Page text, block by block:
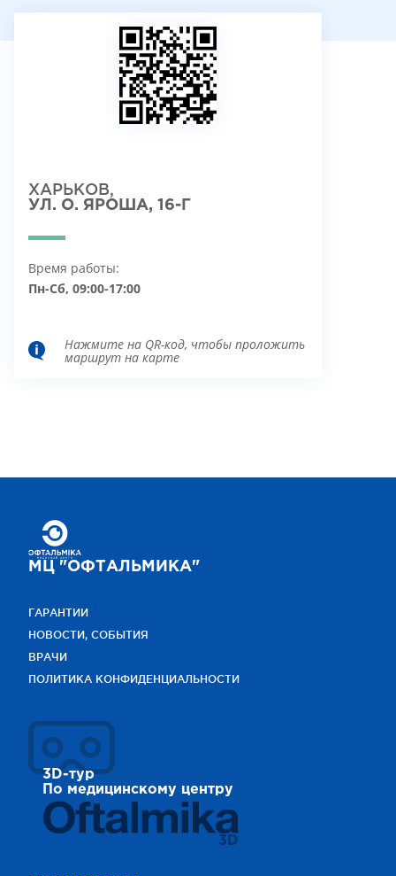
ХАРЬКОВ,
УЛ. О. ЯРОША, 16-Г
Время работы:
Пн-Сб, 09:00-17:00
Нажмите на QR-код, чтобы проложить
маршрут на карте
МЦ "ОФТАЛЬМИКА"
ГАРАНТИИ
НОВОСТИ, СОБЫТИЯ
ВРАЧИ
ПОЛИТИКА КОНФИДЕНЦИАЛЬНОСТИ
3D-тур
По медицинскому центру
3D